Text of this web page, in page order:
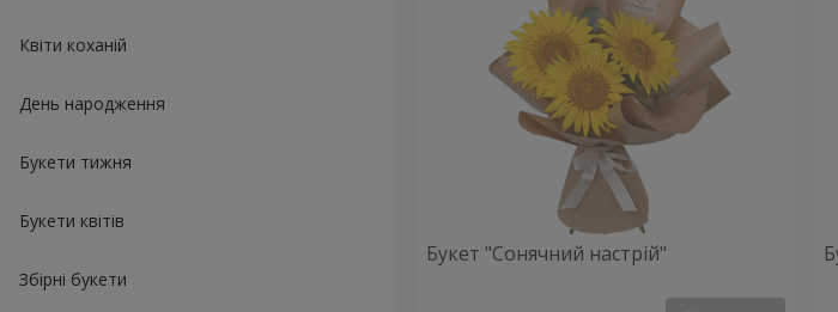
Квіти коханій
День народження
Букети тижня
Букети квітів
Збірні букети
Букет "Сонячний настрій"